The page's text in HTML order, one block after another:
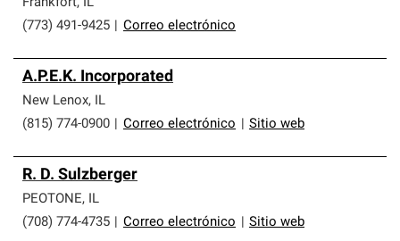
Frankfort, IL
(773) 491-9425
Correo electrónico
A.P.E.K. Incorporated
New Lenox, IL
(815) 774-0900
Correo electrónico Sitio web
R. D. Sulzberger
PEOTONE, IL
(708) 774-4735
Correo electrónico Sitio web